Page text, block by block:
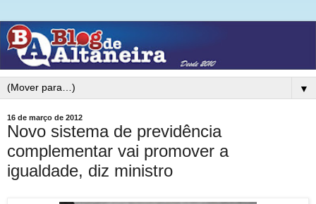
▼
16 de março de 2012
Novo sistema de previdência
complementar vai promover a
igualdade, diz ministro